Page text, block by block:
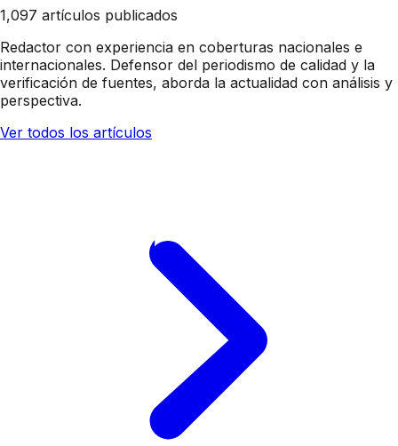
1,097 artículos publicados
Redactor con experiencia en coberturas nacionales e
internacionales. Defensor del periodismo de calidad y la
verificación de fuentes, aborda la actualidad con análisis y
perspectiva.
Ver todos los artículos